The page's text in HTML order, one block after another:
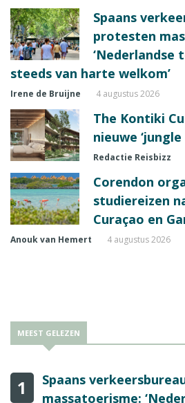
Spaans
protesten
‘Nederlandse
steeds van harte welkom’
Irene de Bruijne 4 augustus 2026
The Kontiki
nieuwe
Redactie Reisbizz
Corendon
studiereizen
Curaçao en
Anouk van Hemert 4 augustus 2026
MEEST GELEZEN
1
Spaans
massatoerisme: